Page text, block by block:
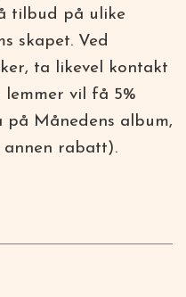
tilbud på ulike
skapet. Ved
ta likevel kontakt
vil få 5%
Månedens album,
rabatt).